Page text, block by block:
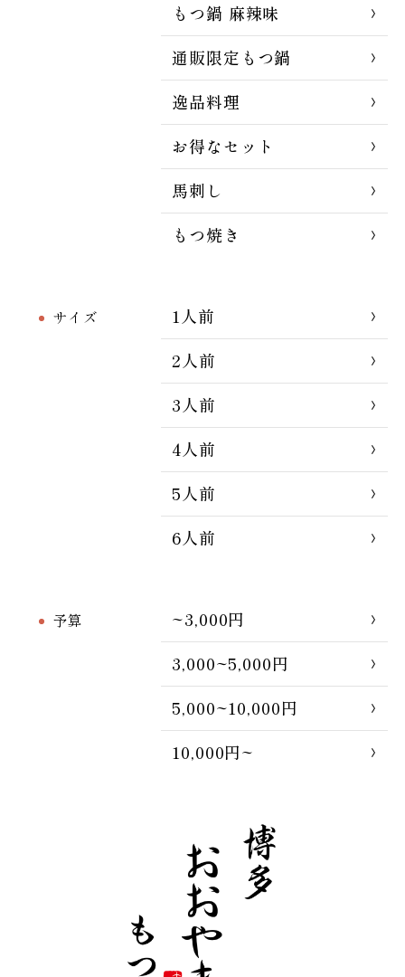
もつ鍋 麻辣味
通販限定もつ鍋
逸品料理
お得なセット
馬刺し
もつ焼き
サイズ
1人前
2人前
3人前
4人前
5人前
6人前
予算
~3,000円
3,000~5,000円
5,000~10,000円
10,000円~